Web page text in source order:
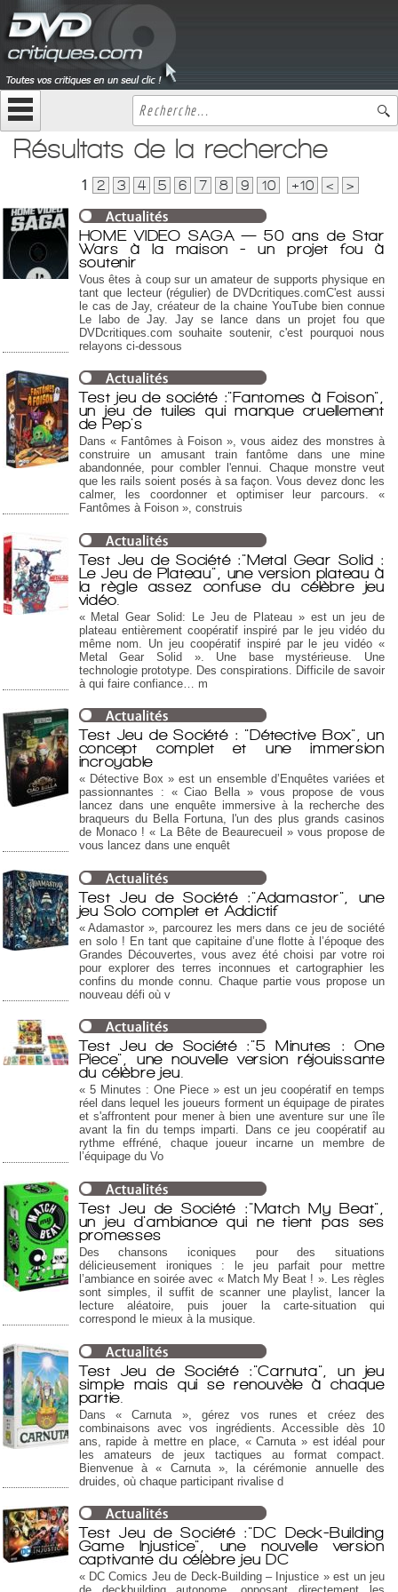
Résultats de la recherche
1 2 3 4 5 6 7 8 9 10 +10 < >
HOME VIDEO SAGA — 50 ans de Star
Wars à la maison - un projet fou à
soutenir
Vous êtes à coup sur un amateur de supports physique en
tant que lecteur (régulier) de DVDcritiques.comC'est aussi
le cas de Jay, créateur de la chaine YouTube bien connue
Le labo de Jay. Jay se lance dans un projet fou que
DVDcritiques.com souhaite soutenir, c'est pourquoi nous
relayons ci-dessous
Test jeu de société :"Fantomes à Foison",
un jeu de tuiles qui manque cruellement
de Pep's
Dans « Fantômes à Foison », vous aidez des monstres à
construire un amusant train fantôme dans une mine
abandonnée, pour combler l'ennui. Chaque monstre veut
que les rails soient posés à sa façon. Vous devez donc les
calmer, les coordonner et optimiser leur parcours. «
Fantômes à Foison », construis
Test Jeu de Société :"Metal Gear Solid :
Le Jeu de Plateau", une version plateau à
la règle assez confuse du célèbre jeu
vidéo.
« Metal Gear Solid: Le Jeu de Plateau » est un jeu de
plateau entièrement coopératif inspiré par le jeu vidéo du
même nom. Un jeu coopératif inspiré par le jeu vidéo «
Metal Gear Solid ». Une base mystérieuse. Une
technologie prototype. Des conspirations. Difficile de savoir
à qui faire confiance… m
Test Jeu de Société : "Détective Box", un
concept complet et une immersion
incroyable
« Détective Box » est un ensemble d’Enquêtes variées et
passionnantes : « Ciao Bella » vous propose de vous
lancez dans une enquête immersive à la recherche des
braqueurs du Bella Fortuna, l'un des plus grands casinos
de Monaco ! « La Bête de Beaurecueil » vous propose de
vous lancez dans une enquêt
Test Jeu de Société :"Adamastor", une
jeu Solo complet et Addictif
« Adamastor », parcourez les mers dans ce jeu de société
en solo ! En tant que capitaine d’une flotte à l’époque des
Grandes Découvertes, vous avez été choisi par votre roi
pour explorer des terres inconnues et cartographier les
confins du monde connu. Chaque partie vous propose un
nouveau défi où v
Test Jeu de Société :"5 Minutes : One
Piece", une nouvelle version réjouissante
du célèbre jeu.
« 5 Minutes : One Piece » est un jeu coopératif en temps
réel dans lequel les joueurs forment un équipage de pirates
et s'affrontent pour mener à bien une aventure sur une île
avant la fin du temps imparti. Dans ce jeu coopératif au
rythme effréné, chaque joueur incarne un membre de
l’équipage du Vo
Test Jeu de Société :"Match My Beat",
un jeu d'ambiance qui ne tient pas ses
promesses
Des chansons iconiques pour des situations
délicieusement ironiques : le jeu parfait pour mettre
l’ambiance en soirée avec « Match My Beat ! ». Les règles
sont simples, il suffit de scanner une playlist, lancer la
lecture aléatoire, puis jouer la carte-situation qui
correspond le mieux à la musique.
Test Jeu de Société :"Carnuta", un jeu
simple mais qui se renouvèle à chaque
partie.
Dans « Carnuta », gérez vos runes et créez des
combinaisons avec vos ingrédients. Accessible dès 10
ans, rapide à mettre en place, « Carnuta » est idéal pour
les amateurs de jeux tactiques au format compact.
Bienvenue à « Carnuta », la cérémonie annuelle des
druides, où chaque participant rivalise d
Test Jeu de Société :"DC Deck-Building
Game Injustice", une nouvelle version
captivante du célèbre jeu DC
« DC Comics Jeu de Deck-Building – Injustice » est un jeu